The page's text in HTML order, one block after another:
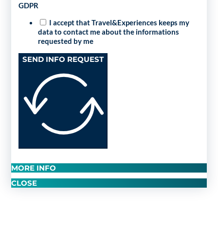
MORE INFO
CLOSE
GDPR
I accept that Travel&Experiences keeps my
data to contact me about the informations
requested by me
SEND INFO REQUEST